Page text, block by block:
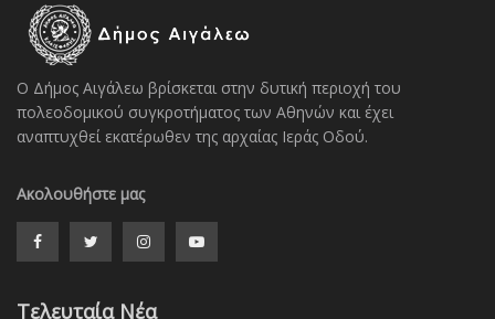
Ο Δήμος Αιγάλεω βρίσκεται στην δυτική περιοχή του
πολεοδομικού συγκροτήματος των Αθηνών και έχει
αναπτυχθεί εκατέρωθεν της αρχαίας Ιεράς Οδού.
Ακολουθήστε μας
Τελευταία Νέα